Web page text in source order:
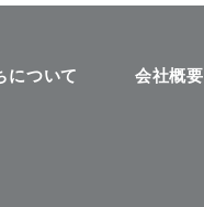
について
会社概要